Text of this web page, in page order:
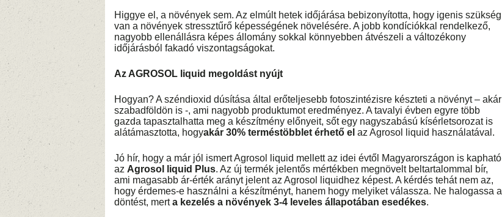
Higgye el, a növények sem. Az elmúlt hetek időjárása bebizonyította, hogy igenis szükség
van a növények stressztűrő képességének növelésére. A jobb kondíciókkal rendelkező,
nagyobb ellenállásra képes állomány sokkal könnyebben átvészeli a változékony
időjárásból fakadó viszontagságokat.
Az AGROSOL liquid megoldást nyújt
Hogyan? A széndioxid dúsítása által erőteljesebb fotoszintézisre készteti a növényt – akár
szabadföldön is -, ami nagyobb produktumot eredményez. A tavalyi évben egyre több
gazda tapasztalhatta meg a készítmény előnyeit, sőt egy nagyszabású kísérletsorozat is
alátámasztotta, hogyakár 30% terméstöbblet érhető el az Agrosol liquid használatával.
Jó hír, hogy a már jól ismert Agrosol liquid mellett az idei évtől Magyarországon is kapható
az Agrosol liquid Plus. Az új termék jelentős mértékben megnövelt beltartalommal bír,
ami magasabb ár-érték arányt jelent az Agrosol liquidhez képest. A kérdés tehát nem az,
hogy érdemes-e használni a készítményt, hanem hogy melyiket válassza. Ne halogassa a
döntést, merta kezelés a növények 3-4 leveles állapotában esedékes.